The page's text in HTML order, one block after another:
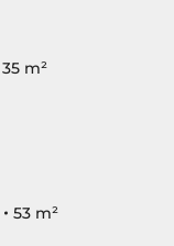
35 m²
53 m²